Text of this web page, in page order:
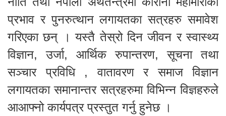
प्रभाव र पुनरुत्थान लगायतका सत्रहरु समावेश
गरिएका छन् । यस्तै तेस्रो दिन जीवन र स्वास्थ्य
विज्ञान, उर्जा, आर्थिक रुपान्तरण, सूचना तथा
सञ्चार प्रविधि , वातावरण र समाज विज्ञान
लगायतका समानान्तर सत्रहरुमा विभिन्न विज्ञहरुले
आआफ्नो कार्यपत्र प्रस्तुत गर्नु हुनेछ ।